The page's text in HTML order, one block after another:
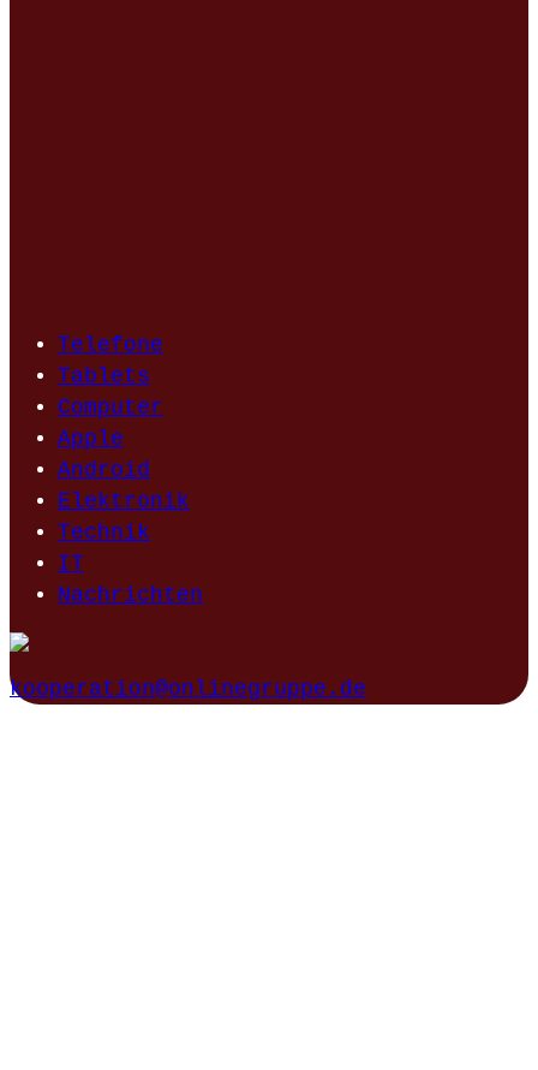
Telefone
Tablets
Computer
Apple
Android
Elektronik
Technik
IT
Nachrichten
kooperation@onlinegruppe.de